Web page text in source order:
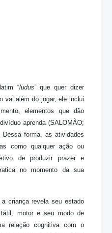
“ludus” que quer dizer
vai além do jogar, ele inclui
elementos que dão
aprenda (SALOMÃO;
Dessa forma, as atividades
como qualquer ação ou
de produzir prazer e
no momento da sua
criança revela seu estado
motor e seu modo de
relação cognitiva com o